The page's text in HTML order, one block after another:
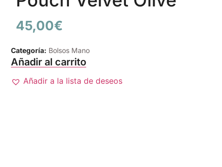
45,00€
Categoría: Bolsos Mano
Añadir al carrito
Añadir a la lista de deseos